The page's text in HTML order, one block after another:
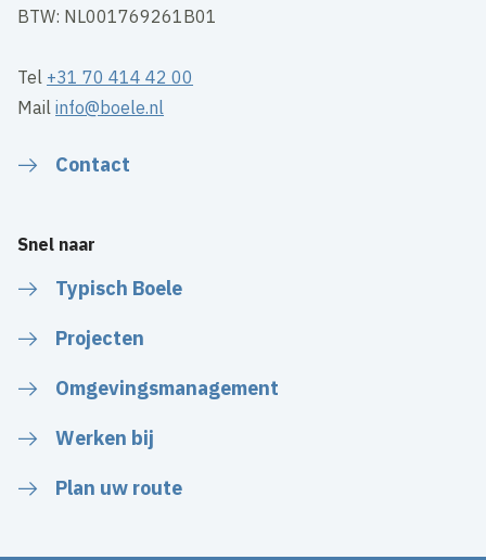
BTW: NL001769261B01
Tel +31 70 414 42 00
Mailinfo@boele.nl
Contact
Snel naar
Typisch Boele
Projecten
Omgevingsmanagement
Werken bij
Plan uw route